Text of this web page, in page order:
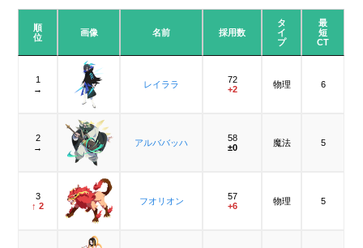
順
位
画像 名前 採用数
タ
イ
プ
最
短
CT
1
→
レイララ
72
+2
物理 6
2
→
アルババッハ
58
±0
魔法 5
3
↑ 2
フオリオン
57
+6
物理 5